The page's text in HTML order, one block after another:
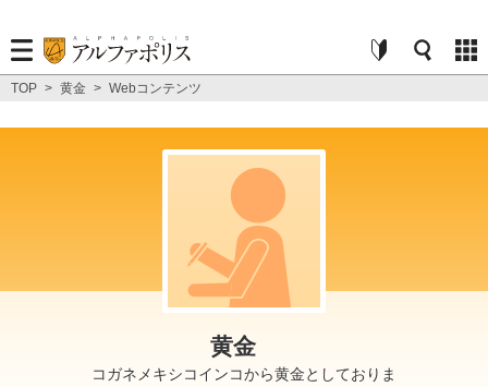
TOP > 黄金 > Webコンテンツ
黄金
コガネメキシコインコから黄金としておりま